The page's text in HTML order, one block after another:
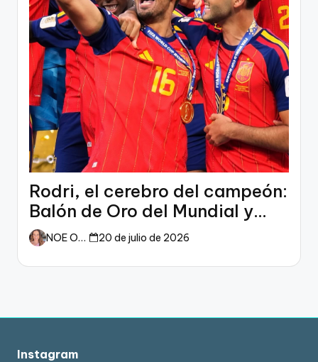
Rodri, el cerebro del campeón:
Balón de Oro del Mundial y
dueño del fútbol
NOE ORTIZ 20 de julio de 2026
Instagram